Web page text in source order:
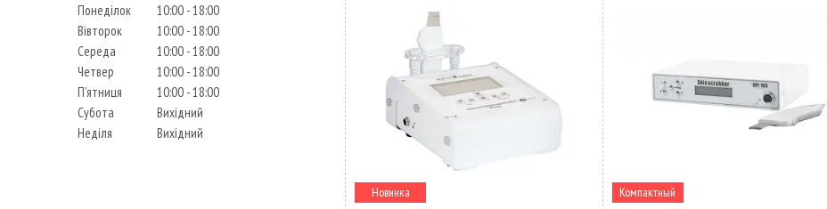
Новинка Компактный
Понеділок 10:00 18:00
Вівторок
10:00 18:00
Середа
10:00 18:00
Четвер
10:00 18:00
Пʼятниця
10:00 18:00
Субота
Вихідний
Неділя
Вихідний